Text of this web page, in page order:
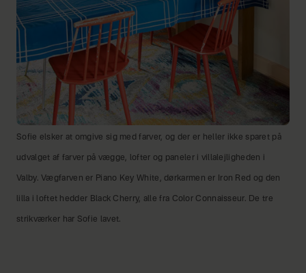
Sofie elsker at omgive sig med farver, og der er heller ikke sparet på
udvalget af farver på vægge, lofter og paneler i villalejligheden i
Valby. Vægfarven er Piano Key White, dørkarmen er Iron Red og den
lilla i loftet hedder Black Cherry, alle fra Color Connaisseur. De tre
strikværker har Sofie lavet.